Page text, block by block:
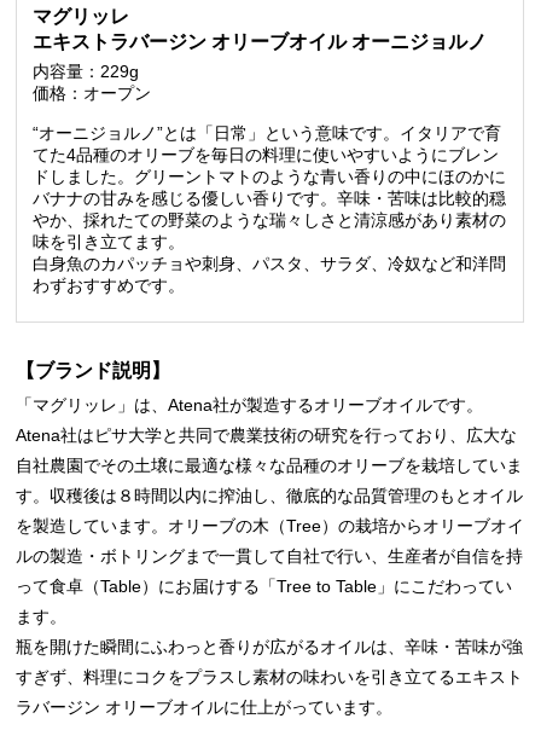
マグリッレ
エキストラバージン オリーブオイル オーニジョルノ
内容量：229g
価格：オープン
“オーニジョルノ”とは「日常」という意味です。イタリアで育
てた4品種のオリーブを毎日の料理に使いやすいようにブレン
ドしました。グリーントマトのような青い香りの中にほのかに
バナナの甘みを感じる優しい香りです。辛味・苦味は比較的穏
やか、採れたての野菜のような瑞々しさと清涼感があり素材の
味を引き立てます。
白身魚のカパッチョや刺身、パスタ、サラダ、冷奴など和洋問
わずおすすめです。
【ブランド説明】
「マグリッレ」は、Atena社が製造するオリーブオイルです。
Atena社はピサ大学と共同で農業技術の研究を行っており、広大な
自社農園でその土壌に最適な様々な品種のオリーブを栽培していま
す。収穫後は８時間以内に搾油し、徹底的な品質管理のもとオイル
を製造しています。オリーブの木（Tree）の栽培からオリーブオイ
ルの製造・ボトリングまで一貫して自社で行い、生産者が自信を持
って食卓（Table）にお届けする「Tree to Table」にこだわってい
ます。
瓶を開けた瞬間にふわっと香りが広がるオイルは、辛味・苦味が強
すぎず、料理にコクをプラスし素材の味わいを引き立てるエキスト
ラバージン オリーブオイルに仕上がっています。